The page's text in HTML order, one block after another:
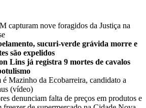
capturam nove foragidos da Justiça na
sucuri-verde grávida morre e
são expelidos
Lins já registra 9 mortes de cavalos
é Mazinho da Ecobarreira, candidato a
(vídeo)
denunciam falta de preços em produtos e